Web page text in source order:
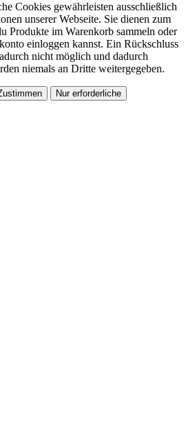
Cookies gewährleisten ausschließlich
unserer Webseite. Sie dienen zum
Produkte im Warenkorb sammeln oder
einloggen kannst. Ein Rückschluss
nicht möglich und dadurch
niemals an Dritte weitergegeben.
Nur erforderliche